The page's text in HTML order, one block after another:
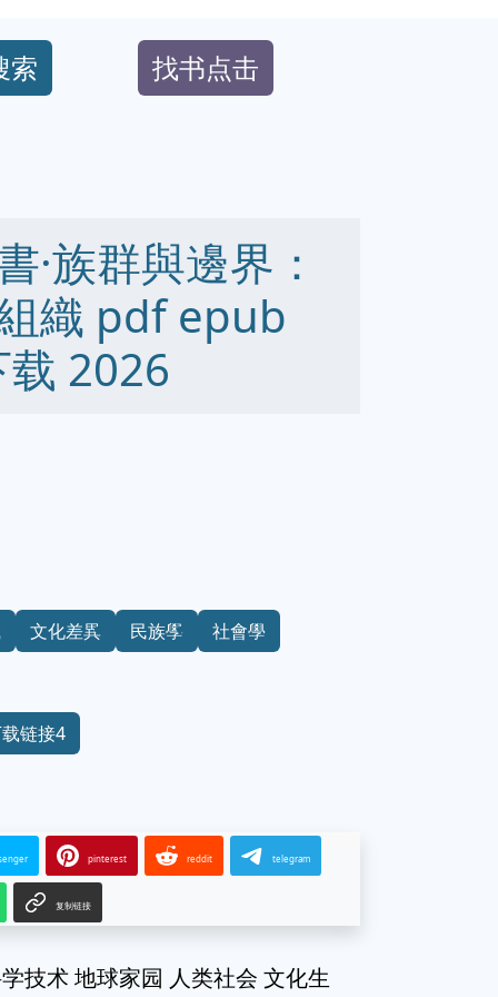
索 找书点击
·族群與邊界：
織 pdf epub
2026
文化差異 民族學 社會學
链接4
pinterest reddit telegram
复制链接
技术 地球家园 人类社会 文化生